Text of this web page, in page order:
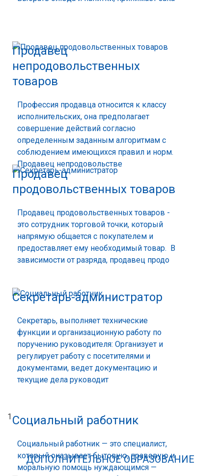
Продавец
непродовольственных
товаров
Профессия продавца относится к классу
исполнительских, она предполагает
совершение действий согласно
определенным заданным алгоритмам с
соблюдением имеющихся правил и норм.
Продавец непродовольстве
Продавец
продовольственных товаров
Продавец продовольственных товаров -
это сотрудник торговой точки, который
напрямую общается с покупателем и
предоставляет ему необходимый товар. В
зависимости от разряда, продавец продо
Секретарь-администратор
Секретарь, выполняет технические
функции и организационную работу по
поручению руководителя: Организует и
регулирует работу с посетителями и
документами, ведет документацию и
текущие дела руководит
Социальный работник
Социальный работник — это специалист,
который оказывает бытовую, правовую и
моральную помощь нуждающимся —
1
ДОПОЛНИТЕЛЬНОЕ ОБРАЗОВАНИЕ